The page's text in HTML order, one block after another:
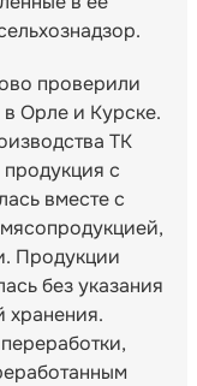
проверили
Орле и Курске.
ТК
с
вместе с
Продукции
без указания
хранения.